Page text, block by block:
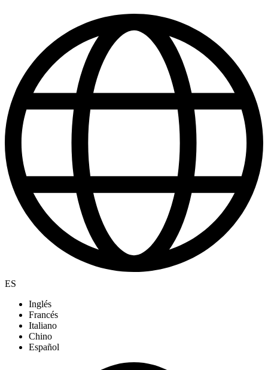
ES
Inglés
Francés
Italiano
Chino
Español